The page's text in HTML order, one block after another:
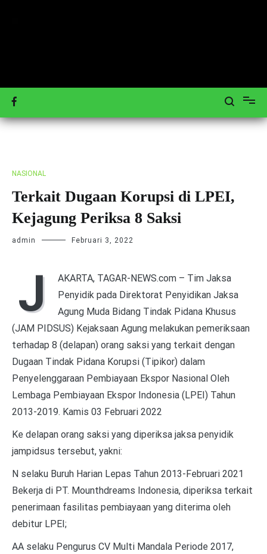
Tagar-News.com
Mengulas Peristiwa Teraktual
NASIONAL
Terkait Dugaan Korupsi di LPEI,
Kejagung Periksa 8 Saksi
admin Februari 3, 2022
J
AKARTA, TAGAR-NEWS.com – Tim Jaksa
Penyidik pada Direktorat Penyidikan Jaksa
Agung Muda Bidang Tindak Pidana Khusus
(JAM PIDSUS) Kejaksaan Agung melakukan pemeriksaan
terhadap 8 (delapan) orang saksi yang terkait dengan
Dugaan Tindak Pidana Korupsi (Tipikor) dalam
Penyelenggaraan Pembiayaan Ekspor Nasional Oleh
Lembaga Pembiayaan Ekspor Indonesia (LPEI) Tahun
2013-2019. Kamis 03 Februari 2022
Ke delapan orang saksi yang diperiksa jaksa penyidik
jampidsus tersebut, yakni:
N selaku Buruh Harian Lepas Tahun 2013-Februari 2021
Bekerja di PT. Mounthdreams Indonesia, diperiksa terkait
penerimaan fasilitas pembiayaan yang diterima oleh
debitur LPEI;
AA selaku Pengurus CV Multi Mandala Periode 2017,